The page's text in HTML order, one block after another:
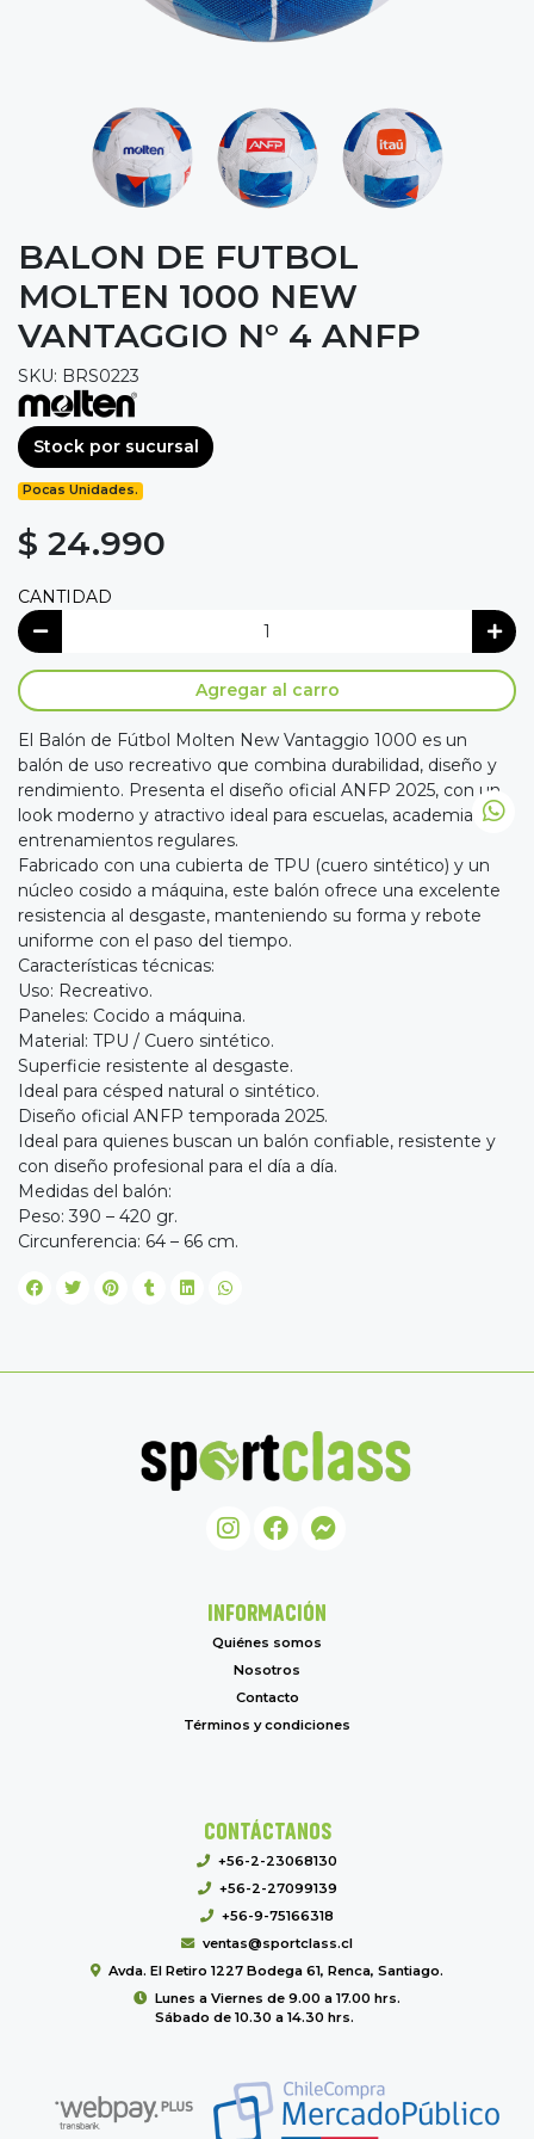
BALON DE FUTBOL
MOLTEN 1000 NEW
VANTAGGIO N° 4 ANFP
SKU: BRS0223
Stock por sucursal
Pocas Unidades.
$ 24.990
CANTIDAD
Agregar al carro
El Balón de Fútbol Molten New Vantaggio 1000 es un
balón de uso recreativo que combina durabilidad, diseño y
rendimiento. Presenta el diseño oficial ANFP 2025, con un
look moderno y atractivo ideal para escuelas, academias y
entrenamientos regulares.
Fabricado con una cubierta de TPU (cuero sintético) y un
núcleo cosido a máquina, este balón ofrece una excelente
resistencia al desgaste, manteniendo su forma y rebote
uniforme con el paso del tiempo.
Características técnicas:
Uso: Recreativo.
Paneles: Cocido a máquina.
Material: TPU / Cuero sintético.
Superficie resistente al desgaste.
Ideal para césped natural o sintético.
Diseño oficial ANFP temporada 2025.
Ideal para quienes buscan un balón confiable, resistente y
con diseño profesional para el día a día.
Medidas del balón:
Peso: 390 – 420 gr.
Circunferencia: 64 – 66 cm.
INFORMACIÓN
Quiénes somos
Nosotros
Contacto
Términos y condiciones
CONTÁCTANOS
+56-2-23068130
+56-2-27099139
+56-9-75166318
ventas@sportclass.cl
Avda. El Retiro 1227 Bodega 61, Renca, Santiago.
Lunes a Viernes de 9.00 a 17.00 hrs.
Sábado de 10.30 a 14.30 hrs.